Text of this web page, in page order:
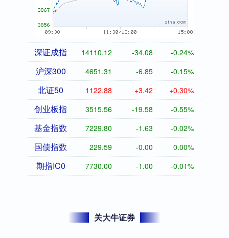
深证成指 14110.12 -34.08 -0.24%
沪深300 4651.31 -6.85 -0.15%
北证50 1122.88 +3.42 +0.30%
创业板指 3515.56 -19.58 -0.55%
基金指数 7229.80 -1.63 -0.02%
国债指数 229.59 -0.00 0.00%
期指IC0 7730.00 -1.00 -0.01%
关大牛证券